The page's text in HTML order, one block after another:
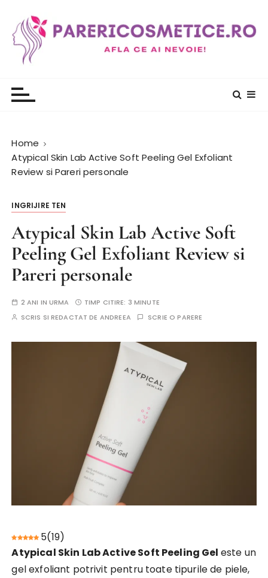
Home
Atypical Skin Lab Active Soft Peeling Gel Exfoliant
Review si Pareri personale
INGRIJIRE TEN
Atypical Skin Lab Active Soft
Peeling Gel Exfoliant Review si
Pareri personale
2 ANI IN URMA TIMP CITIRE: 3 MINUTE
SCRIS SI REDACTAT DE ANDREEA SCRIE O PARERE
5(19)
Atypical Skin Lab Active Soft Peeling Gel este un
gel exfoliant potrivit pentru toate tipurile de piele,